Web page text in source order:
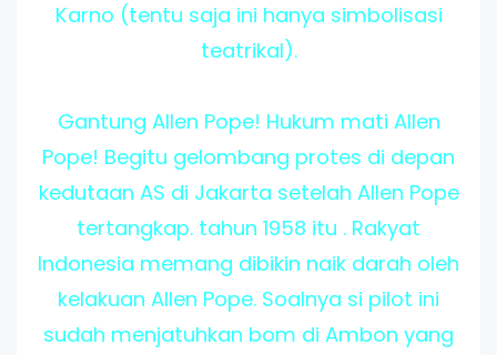
Karno (tentu saja ini hanya simbolisasi
teatrikal).
Gantung Allen Pope! Hukum mati Allen
Pope! Begitu gelombang protes di depan
kedutaan AS di Jakarta setelah Allen Pope
tertangkap. tahun 1958 itu . Rakyat
Indonesia memang dibikin naik darah oleh
kelakuan Allen Pope. Soalnya si pilot ini
sudah menjatuhkan bom di Ambon yang